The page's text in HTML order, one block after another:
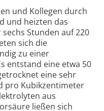
und Kollegen durch
und heizten das
Stunden auf 220
sich die
zu einer
entstand eine etwa 50
eine sehr
pro Kubikzentimeter
aus
ließen sich